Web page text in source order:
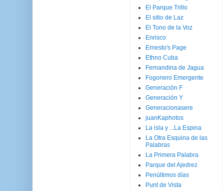
El Parque Trillo
El sitio de Laz
El Tono de la Voz
Enrisco
Ernesto's Page
Ethno Cuba
Fernandina de Jagua
Fogonero Emergente
Generación F
Generación Y
Generacionasere
juanKaphotos
La isla y ...La Espina
La Otra Esquina de las
Palabras
La Primera Palabra
Parque del Ajedrez
Penúltimos días
Punt de Vista